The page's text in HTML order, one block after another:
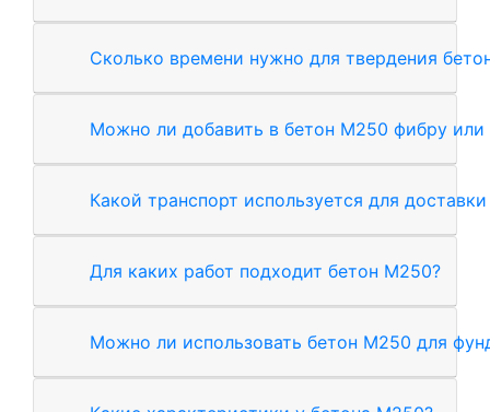
Сколько времени нужно для твердения
Можно ли добавить в бетон М250 фибру или
Какой транспорт используется для
Для каких работ подходит бетон М250?
Можно ли использовать бетон М250 для